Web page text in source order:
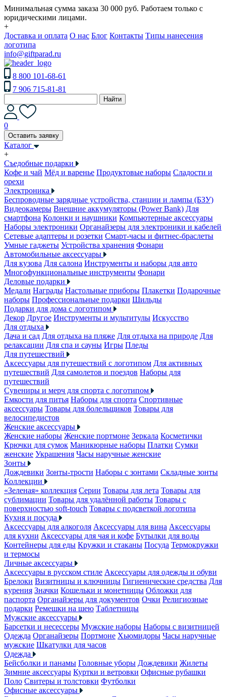
Минимальная сумма заказа 30 000 руб. Работаем только с
юридическими лицами.
+
Доставка и оплата О нас Блог Контакты Типы нанесения
логотипа
info@giftparad.ru
8 800 101-68-61
7 906 715-81-81
Найти
0
Оставить заявку
Каталог
+
Съедобные подарки
Кофе и чай Мёд и варенье Продуктовые наборы Сладости и
орехи
Электроника
Беспроводные зарядные устройства, станции и лампы (БЗУ)
Видеокамеры Внешние аккумуляторы (Power Bank) Для
смартфона Колонки и наушники Компьютерные аксессуары
Наборы электроники Органайзеры для электроники и кабелей
Сетевые адаптеры и розетки Смарт-часы и фитнес-браслеты
Умные гаджеты Устройства хранения Фонари
Автомобильные аксессуары
Для кузова Для салона Инструменты и наборы для авто
Многофункциональные инструменты Фонари
Деловые подарки
Медали Награды Настольные приборы Плакетки Подарочные
наборы Профессиональные подарки Шильды
Подарки для дома с логотипом
Декор Другое Инструменты и мультитулы Искусство
Для отдыха
Дача и сад Для отдыха на пляже Для отдыха на природе Для
релаксации Для спа и сауны Игры Пледы
Для путешествий
Аксессуары для путешествий с логотипом Для активных
путешествий Для самолетов и поездов Наборы для
путешествий
Сувениры и мерч для спорта с логотипом
Емкости для питья Наборы для спорта Спортивные
аксессуары Товары для болельщиков Товары для
велосипедистов
Женские аксессуары
Женские наборы Женские портмоне Зеркала Косметички
Крючки для сумок Маникюрные наборы Платки Сумки
женские Украшения Часы наручные женские
Зонты
Дождевики Зонты-трости Наборы с зонтами Складные зонты
Коллекции
«Зеленая» коллекция Серии Товары для лета Товары для
сублимации Товары для удалённой работы Товары с
поверхностью soft-touch Товары с подсветкой логотипа
Кухня и посуда
Аксессуары для алкоголя Аксессуары для вина Аксессуары
для кухни Аксессуары для чая и кофе Бутылки для воды
Контейнеры для еды Кружки и стаканы Посуда Термокружки
и термосы
Личные аксессуары
Аксессуары в русском стиле Аксессуары для одежды и обуви
Брелоки Визитницы и ключницы Гигиенические средства Для
курения Значки Кошельки и монетницы Обложки для
паспорта Органайзеры для документов Очки Религиозные
подарки Ремешки на шею Таблетницы
Мужские аксессуары
Барсетки и несессеры Мужские наборы Наборы с визитницей
Одежда Органайзеры Портмоне Хьюмидоры Часы наручные
мужские Шкатулки для часов
Одежда
Бейсболки и панамы Головные уборы Дождевики Жилеты
Зимние аксессуары Куртки и ветровки Офисные рубашки
Поло Свитеры и толстовки Футболки
Офисные аксессуары